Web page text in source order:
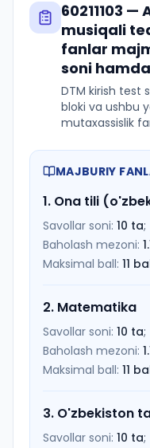
60211103 —
musiqali
fanlar
soni
DTM kirish test
bloki va ushbu
mutaxassislik
MAJBURIY
1. Ona tili
Savollar soni: 10 ta;
Baholash mezoni:
Maksimal ball: 11
2. Matematika
Savollar soni: 10 ta;
Baholash mezoni:
Maksimal ball: 11
3. O'zbekiston
Savollar soni: 10 ta;